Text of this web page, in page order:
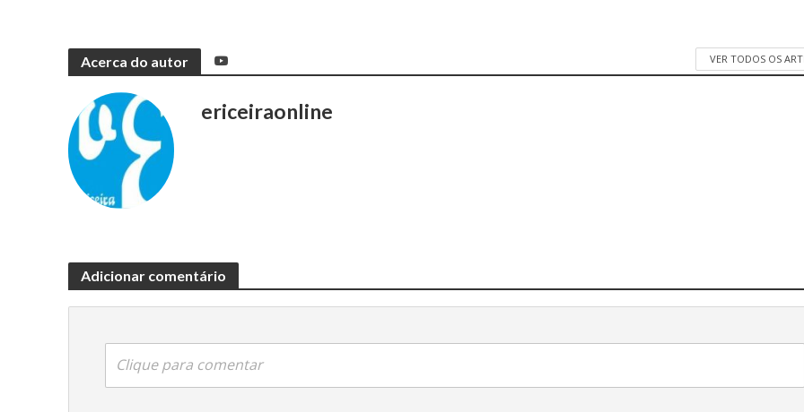
Acerca do autor VER TODOS OS
ericeiraonline
Adicionar comentário
Clique para comentar